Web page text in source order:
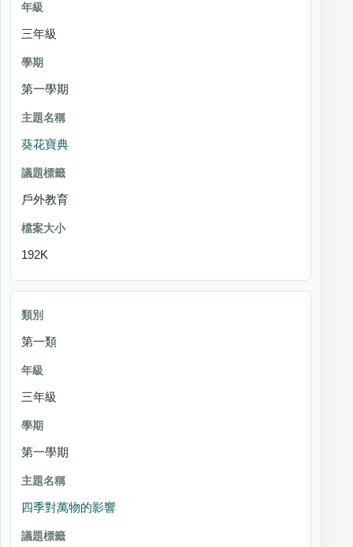
三年級
第一學期
葵花寶典
戶外教育
192K
第一類
三年級
第一學期
四季對萬物的影響